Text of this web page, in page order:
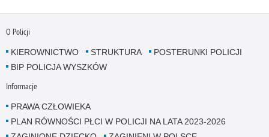
O Policji
KIEROWNICTWO STRUKTURA
POSTERUNKI POLICJI
BIP POLICJA WYSZKÓW
Informacje
PRAWA CZŁOWIEKA
PLAN RÓWNOŚCI PŁCI W POLICJI NA LATA 2023-2026